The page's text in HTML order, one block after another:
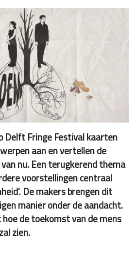
Delft Fringe Festival kaarten
aan en vertellen de
nu. Een terugkerend thema
voorstellingen centraal
De makers brengen dit
manier onder de aandacht.
de toekomst van de mens
zien.